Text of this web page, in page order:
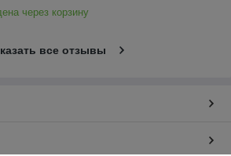
через корзину
все отзывы